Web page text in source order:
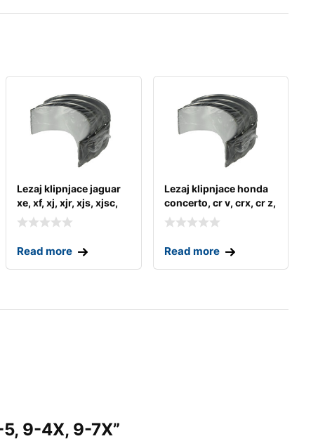
Lezaj klipnjace jaguar
xe, xf, xj, xjr, xjs, xjsc,
xk
Read more
Lezaj klipnjace honda
concerto, cr v, crx, cr z,
fr v, h
Read more
9-4X, 9-7X”